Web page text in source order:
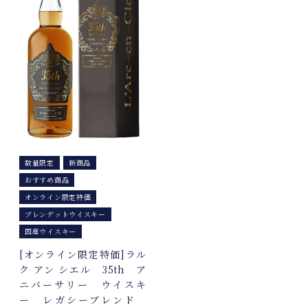
数量限定
新商品
おすすめ商品
オンライン限定特価
ブレンデットウイスキー
国産ウイスキー
[オンライン限定特価]ラル
ク アン シエル 35th ア
ニバーサリー ウイスキ
ー レガシーブレンド